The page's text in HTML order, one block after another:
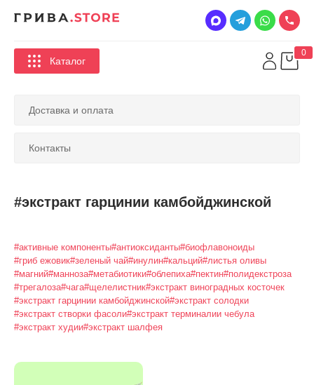
Каталог
0
Доставка и оплата
Контакты
#экстракт гарцинии камбойджинской
#активные компоненты#антиоксиданты#биофлавоноиды
#гриб ежовик#зеленый чай#инулин#кальций#листья оливы
#магний#манноза#метабиотики#облепиха#пектин#полидекстроза
#трегалоза#чага#щелелистник#экстракт виноградных косточек
#экстракт гарцинии камбойджинской#экстракт солодки
#экстракт створки фасоли#экстракт терминалии чебула
#экстракт худии#экстракт шалфея
22.08.2025 16:25